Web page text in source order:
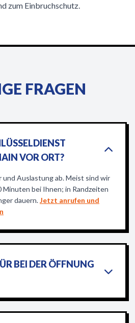
zum Einbruchschutz.
FRAGEN
VOR ORT?
und Auslastung ab. Meist sind wir
Minuten bei Ihnen; in Randzeiten
dauern.Jetzt anrufen und
BEI DER ÖFFNUNG